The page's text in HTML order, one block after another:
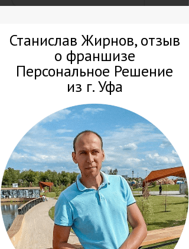
Станислав Жирнов, отзыв
о франшизе
Персональное Решение
из г. Уфа